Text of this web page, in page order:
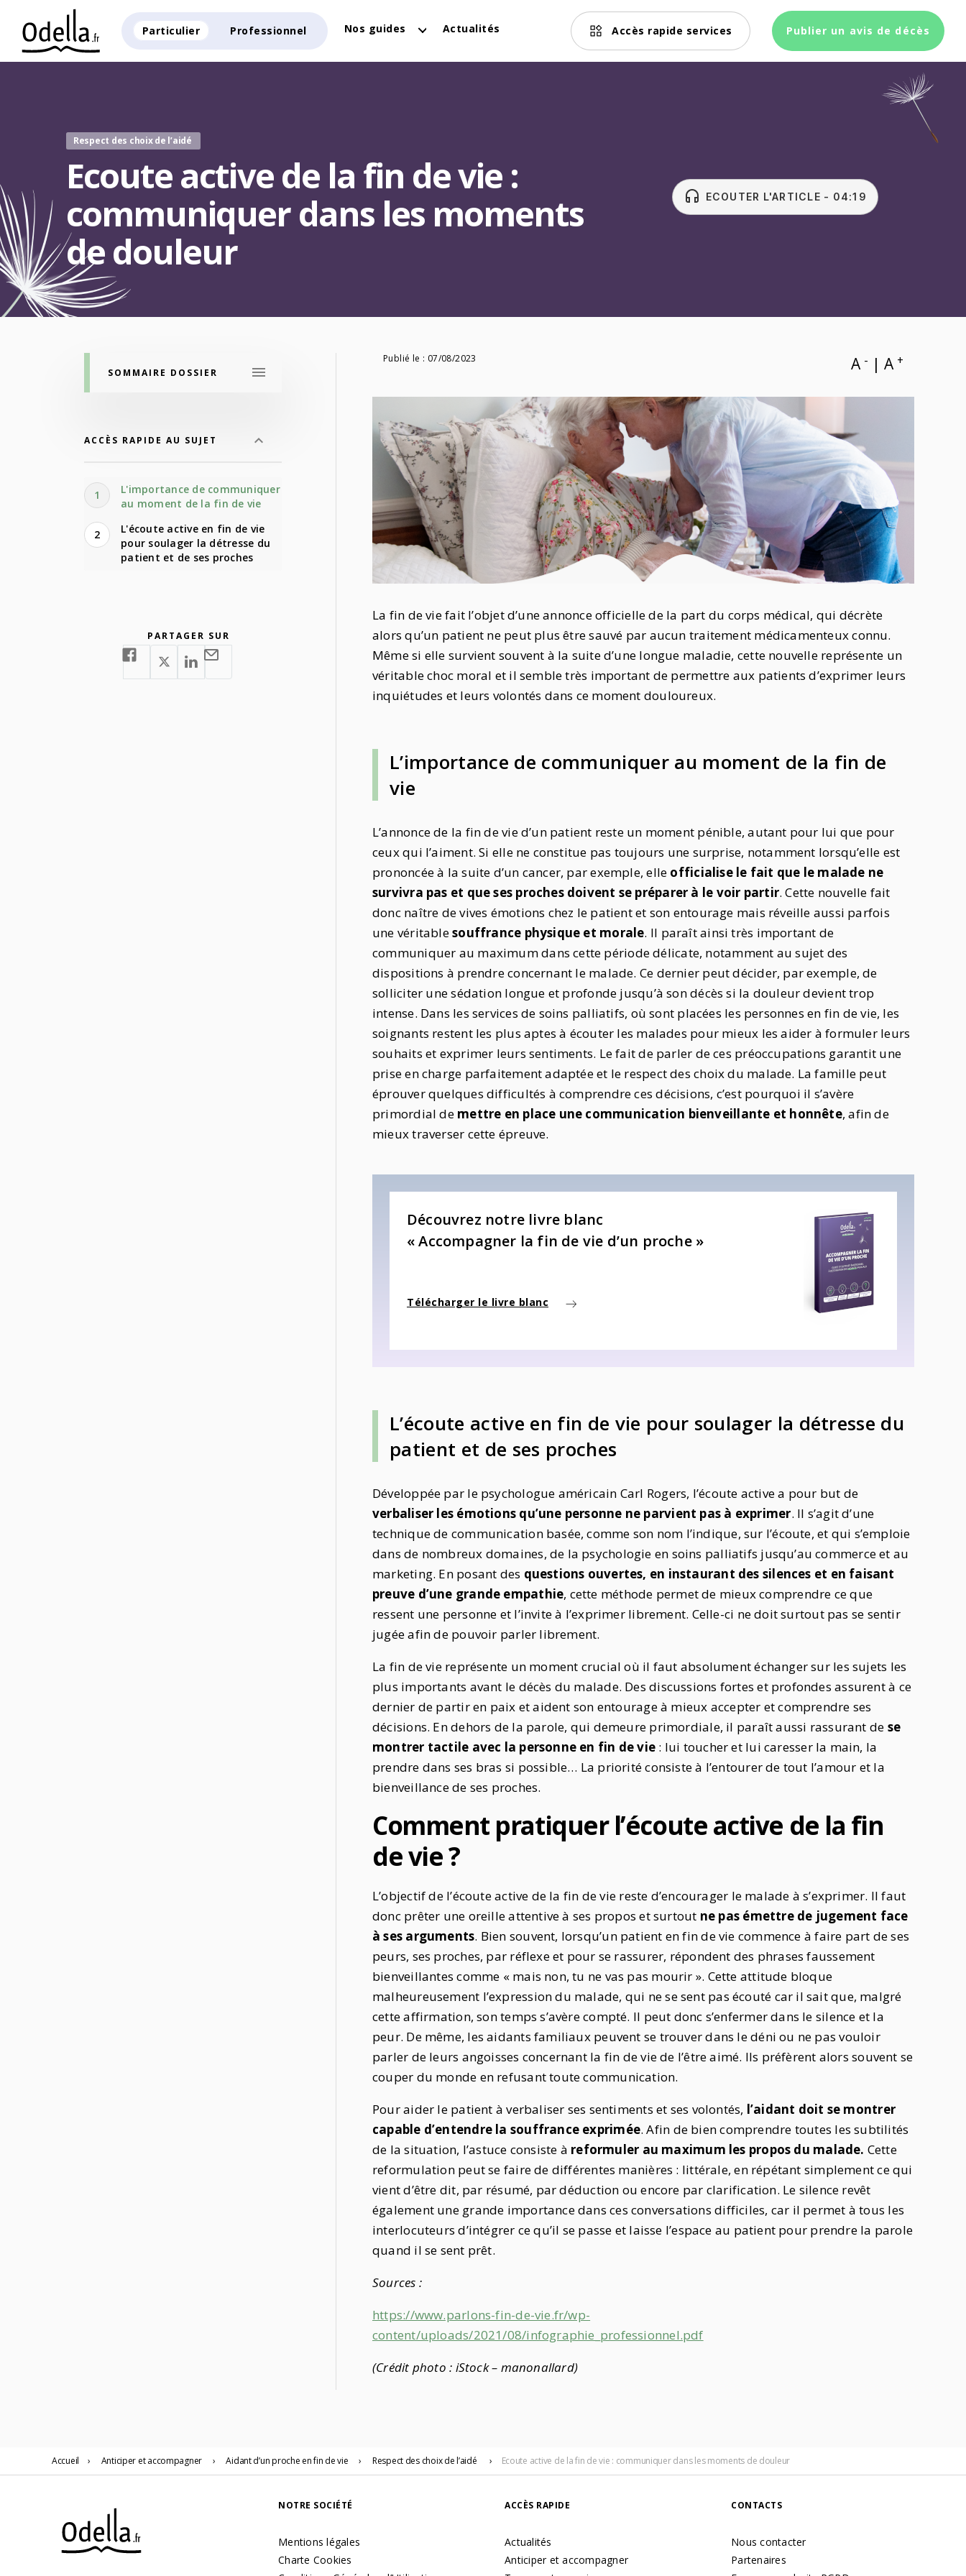
Particulier Professionnel Nos guides Actualités Accès rapide services Publier un avis de décès
Respect des choix de l’aidé
Ecoute active de la fin de vie :
communiquer dans les moments
de douleur
headset ECOUTER L'ARTICLE - 04:19
SOMMAIRE DOSSIER
ACCÈS RAPIDE AU SUJET
1
L'importance de communiquer
au moment de la fin de vie
2
L'écoute active en fin de vie
pour soulager la détresse du
patient et de ses proches
PARTAGER SUR
Publié le : 07/08/2023 A - | A +
La fin de vie fait l’objet d’une annonce officielle de la part du corps médical, qui décrète
alors qu’un patient ne peut plus être sauvé par aucun traitement médicamenteux connu.
Même si elle survient souvent à la suite d’une longue maladie, cette nouvelle représente un
véritable choc moral et il semble très important de permettre aux patients d’exprimer leurs
inquiétudes et leurs volontés dans ce moment douloureux.
L’importance de communiquer au moment de la fin de
vie
L’annonce de la fin de vie d’un patient reste un moment pénible, autant pour lui que pour
ceux qui l’aiment. Si elle ne constitue pas toujours une surprise, notamment lorsqu’elle est
prononcée à la suite d’un cancer, par exemple, elle officialise le fait que le malade ne
survivra pas et que ses proches doivent se préparer à le voir partir. Cette nouvelle fait
donc naître de vives émotions chez le patient et son entourage mais réveille aussi parfois
une véritablesouffrance physique et morale. Il paraît ainsi très important de
communiquer au maximum dans cette période délicate, notamment au sujet des
dispositions à prendre concernant le malade. Ce dernier peut décider, par exemple, de
solliciter une sédation longue et profonde jusqu’à son décès si la douleur devient trop
intense. Dans les services de soins palliatifs, où sont placées les personnes en fin de vie, les
soignants restent les plus aptes à écouter les malades pour mieux les aider à formuler leurs
souhaits et exprimer leurs sentiments. Le fait de parler de ces préoccupations garantit une
prise en charge parfaitement adaptée et le respect des choix du malade. La famille peut
éprouver quelques difficultés à comprendre ces décisions, c’est pourquoi il s’avère
primordial de mettre en place une communication bienveillante et honnête, afin de
mieux traverser cette épreuve.
Découvrez notre livre blanc
« Accompagner la fin de vie d’un proche »
Télécharger le livre blanc
L’écoute active en fin de vie pour soulager la détresse du
patient et de ses proches
Développée par le psychologue américain Carl Rogers, l’écoute active a pour but de
verbaliser les émotions qu’une personne ne parvient pas à exprimer. Il s’agit d’une
technique de communication basée, comme son nom l’indique, sur l’écoute, et qui s’emploie
dans de nombreux domaines, de la psychologie en soins palliatifs jusqu’au commerce et au
marketing. En posant des questions ouvertes, en instaurant des silences et en faisant
preuve d’une grande empathie, cette méthode permet de mieux comprendre ce que
ressent une personne et l’invite à l’exprimer librement. Celle-ci ne doit surtout pas se sentir
jugée afin de pouvoir parler librement.
La fin de vie représente un moment crucial où il faut absolument échanger sur les sujets les
plus importants avant le décès du malade. Des discussions fortes et profondes assurent à ce
dernier de partir en paix et aident son entourage à mieux accepter et comprendre ses
décisions. En dehors de la parole, qui demeure primordiale, il paraît aussi rassurant de se
montrer tactile avec la personne en fin de vie : lui toucher et lui caresser la main, la
prendre dans ses bras si possible… La priorité consiste à l’entourer de tout l’amour et la
bienveillance de ses proches.
Comment pratiquer l’écoute active de la fin
de vie ?
L’objectif de l’écoute active de la fin de vie reste d’encourager le malade à s’exprimer. Il faut
donc prêter une oreille attentive à ses propos et surtout ne pas émettre de jugement face
à ses arguments. Bien souvent, lorsqu’un patient en fin de vie commence à faire part de ses
peurs, ses proches, par réflexe et pour se rassurer, répondent des phrases faussement
bienveillantes comme « mais non, tu ne vas pas mourir ». Cette attitude bloque
malheureusement l’expression du malade, qui ne se sent pas écouté car il sait que, malgré
cette affirmation, son temps s’avère compté. Il peut donc s’enfermer dans le silence et la
peur. De même, les aidants familiaux peuvent se trouver dans le déni ou ne pas vouloir
parler de leurs angoisses concernant la fin de vie de l’être aimé. Ils préfèrent alors souvent se
couper du monde en refusant toute communication.
Pour aider le patient à verbaliser ses sentiments et ses volontés, l’aidant doit se montrer
capable d’entendre la souffrance exprimée. Afin de bien comprendre toutes les subtilités
de la situation, l’astuce consiste à reformuler au maximum les propos du malade. Cette
reformulation peut se faire de différentes manières : littérale, en répétant simplement ce qui
vient d’être dit, par résumé, par déduction ou encore par clarification. Le silence revêt
également une grande importance dans ces conversations difficiles, car il permet à tous les
interlocuteurs d’intégrer ce qu’il se passe et laisse l’espace au patient pour prendre la parole
quand il se sent prêt.
Sources :
https://www.parlons-fin-de-vie.fr/wp-
content/uploads/2021/08/infographie_professionnel.pdf
(Crédit photo : iStock – manonallard)
Accueil › Anticiper et accompagner › Aidant d’un proche en fin de vie › Respect des choix de l’aidé › Ecoute active de la fin de vie : communiquer dans les moments de douleur
NOTRE SOCIÉTÉ
Mentions légales
Charte Cookies
ACCÈS RAPIDE
Actualités
Anticiper et accompagner
CONTACTS
Nous contacter
Partenaires